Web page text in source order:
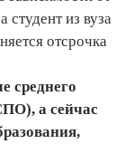
студент из вуза
отсрочка
среднего
а сейчас